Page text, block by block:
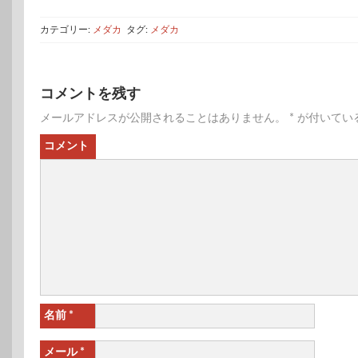
カテゴリー: メダカ タグ: メダカ
コメントを残す
メールアドレスが公開されることはありません。 * が付いてい
コメント
名前 *
メール *